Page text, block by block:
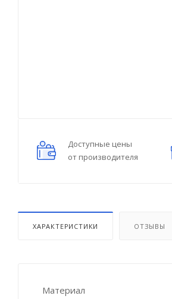
Доступные цены
от производителя
ХАРАКТЕРИСТИКИ ОТЗЫВЫ
Материал